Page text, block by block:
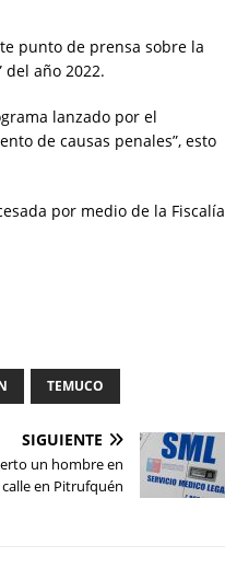
punto de prensa sobre la
del año 2022.
lanzado por el
de causas penales”, esto
por medio de la Fiscalía
TEMUCO
SIGUIENTE
un hombre en
en Pitrufquén